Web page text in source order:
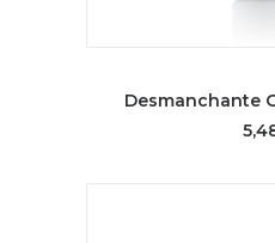
Desmanchante